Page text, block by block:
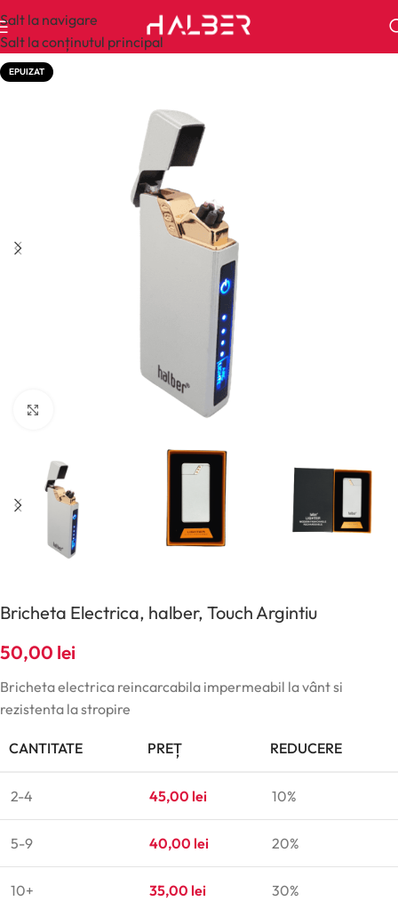
Salt la navigare
Salt la conținutul principal
EPUIZAT
Bricheta Electrica, halber, Touch Argintiu
50,00 lei
Bricheta electrica reincarcabila impermeabil la vânt si
rezistenta la stropire
CANTITATE PREȚ REDUCERE
2-4 45,00 lei 10%
5-9 40,00 lei 20%
10+ 35,00 lei 30%